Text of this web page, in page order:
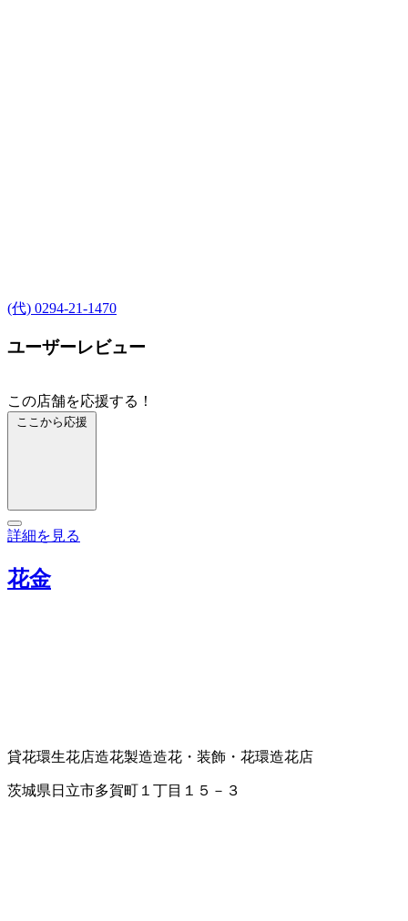
(代) 0294-21-1470
ユーザーレビュー
この店舗を応援する！
ここから応援
詳細を見る
花金
貸花環生花店造花製造造花・装飾・花環造花店
茨城県日立市多賀町１丁目１５－３